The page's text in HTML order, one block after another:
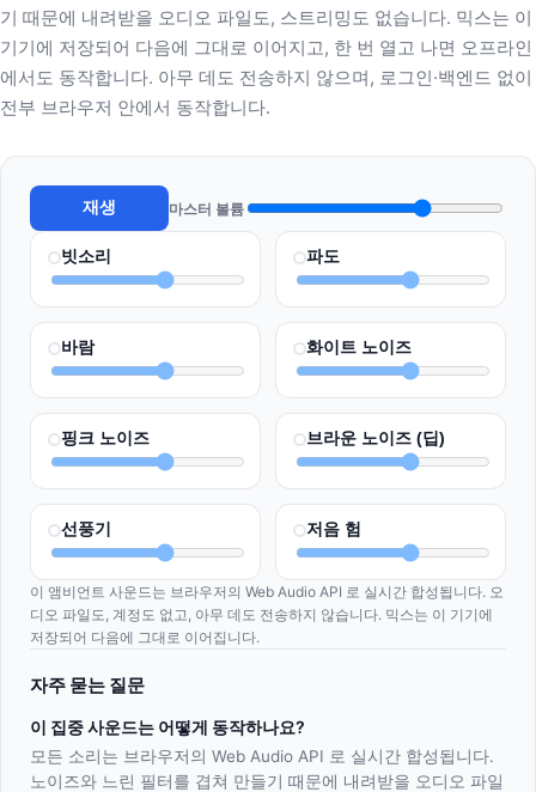
기 때문에 내려받을 오디오 파일도, 스트리밍도 없습니다. 믹스는 이
기기에 저장되어 다음에 그대로 이어지고, 한 번 열고 나면 오프라인
에서도 동작합니다. 아무 데도 전송하지 않으며, 로그인·백엔드 없이
전부 브라우저 안에서 동작합니다.
재생 마스터 볼륨
빗소리 파도
바람 화이트 노이즈
핑크 노이즈 브라운 노이즈 (딥)
선풍기 저음 험
이 앰비언트 사운드는 브라우저의 Web Audio API 로 실시간 합성됩니다. 오
디오 파일도, 계정도 없고, 아무 데도 전송하지 않습니다. 믹스는 이 기기에
저장되어 다음에 그대로 이어집니다.
자주 묻는 질문
이 집중 사운드는 어떻게 동작하나요?
모든 소리는 브라우저의 Web Audio API 로 실시간 합성됩니다.
노이즈와 느린 필터를 겹쳐 만들기 때문에 내려받을 오디오 파일